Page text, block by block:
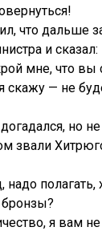
что дальше
и сказал:
мне, что вы
скажу — не
но не
звали
я вам не